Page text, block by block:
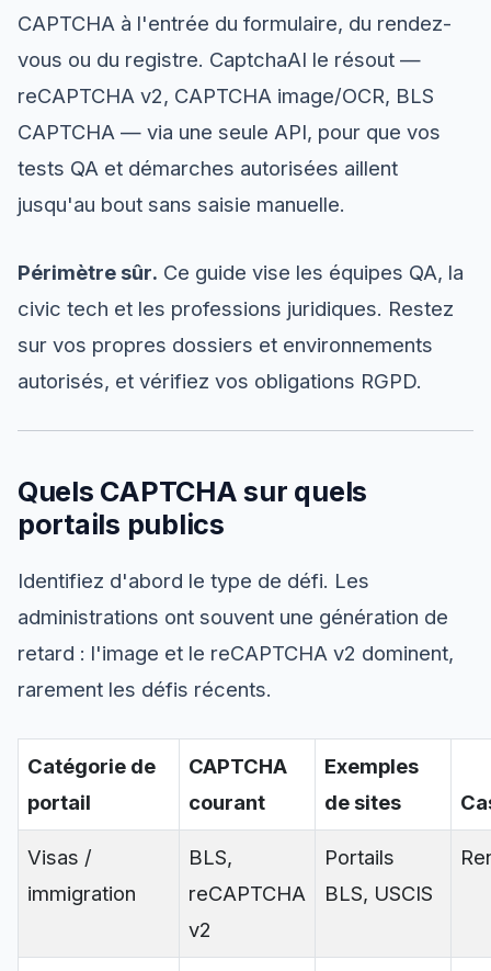
CAPTCHA à l'entrée du formulaire, du rendez-
vous ou du registre. CaptchaAI le résout —
reCAPTCHA v2, CAPTCHA image/OCR, BLS
CAPTCHA — via une seule API, pour que vos
tests QA et démarches autorisées aillent
jusqu'au bout sans saisie manuelle.
Périmètre sûr. Ce guide vise les équipes QA, la
civic tech et les professions juridiques. Restez
sur vos propres dossiers et environnements
autorisés, et vérifiez vos obligations RGPD.
Quels CAPTCHA sur quels
portails publics
Identifiez d'abord le type de défi. Les
administrations ont souvent une génération de
retard : l'image et le reCAPTCHA v2 dominent,
rarement les défis récents.
Catégorie de
portail
CAPTCHA
courant
Exemples
de sites
Visas /
immigration
BLS,
reCAPTCHA
v2
Portails
BLS, USCIS